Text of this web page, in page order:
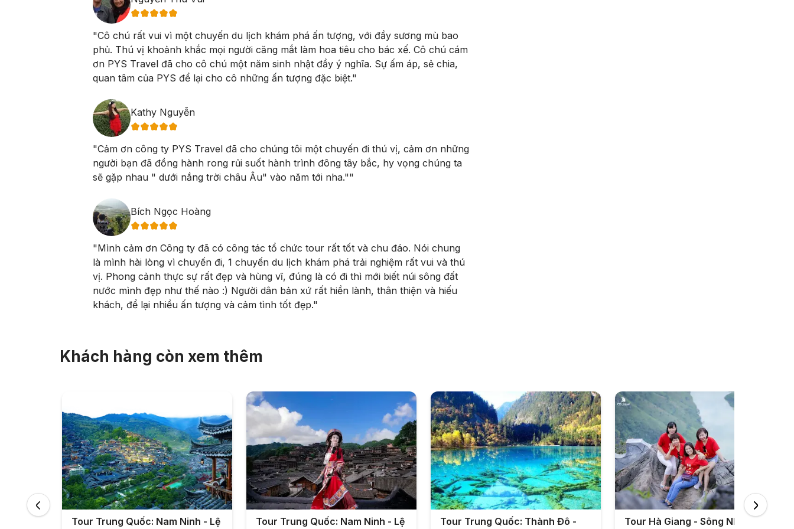
biên giới quốc gia, giáo dục truyền thống và lòng yêu nước cho thế hệ trẻ, mà còn là điểm du lịch
hấp dẫn đối với du khách. Cột cờ Lũng Pô được xây dựng trên diện tích 2.100 m2, với chiều cao
31,43 m. Lá cờ có diện tích 25 m2 tượng trưng cho 25 dân tộc anh em ở Lào Cai. Và đặc biệt được
trực tiếp ngắm nhìn ngã ba nơi suối Lũng Pô chảy ra gặp sông Hồng ở cột mốc 92, ngước nhìn lá
cờ bay trong gió sẽ đem lại cho bạn niềm tự hào và cảm xúc thật khó quên.
Đoàn nhận phòng nghỉ ngơi
Tối:Qúy khách thưởng thức bữa tối với những món ăn đặc sẳn vùng cao trong tiết trời se
chuyến đi lên vùng đất cao 2000m này. Ở những mỏm núi cao của đường đi Ngải Thầu – Y
Tý bạn sẽ được mục sở thị một khung cảnh hết sức ngoạn mục của mây trời trước mắt.
Ngôn từ có lẽ không thể nói hết vẻ đẹp của mây trắng cuộn thành từng cụm lớn trôi nhẹ
nhàng ngang núi cao – nơi bạn đang dừng chân.
Trưa: Đoàn nghỉ ngơi ăn trưa tại Mường Hum thưởng thức món cá suối thơm ngon.
Chiều: Xe đưa đoàn về lại Hà Nội.
Tối:Về đến Hà Nội, Xe đưa quý khách ra sân bay Nội Bài làm thủ tục chuyến bay về lại Hồ
Chí Minh. (chi phí vui chơi và ăn uống tự túc)
"Cô chú rất vui vì một chuyến du lịch khám phá ấn tượng, với đầy sương mù bao
phủ. Thú vị khoảnh khắc mọi người căng mắt làm hoa tiêu cho bác xế. Cô chú cám
ơn PYS Travel đã cho cô chú một năm sinh nhật đầy ý nghĩa. Sự ấm áp, sẻ chia,
quan tâm của PYS để lại cho cô những ấn tượng đặc biệt."
Kathy Nguyễn
"Cảm ơn công ty PYS Travel đã cho chúng tôi một chuyến đi thú vị, cảm ơn những
người bạn đã đồng hành rong rủi suốt hành trình đông tây bắc, hy vọng chúng ta
sẽ gặp nhau " dưới nắng trời châu Âu" vào năm tới nha.""
Bích Ngọc Hoàng
"Mình cảm ơn Công ty đã có công tác tổ chức tour rất tốt và chu đáo. Nói chung
là mình hài lòng vì chuyến đi, 1 chuyến du lịch khám phá trải nghiệm rất vui và thú
vị. Phong cảnh thực sự rất đẹp và hùng vĩ, đúng là có đi thì mới biết núi sông đất
nước mình đẹp như thế nào :) Người dân bản xứ rất hiền lành, thân thiện và hiếu
khách, để lại nhiều ấn tượng và cảm tình tốt đẹp."
Khách hàng còn xem thêm
Tour Trung Quốc: Nam Ninh - Lệ Tour Trung Quốc: Nam Ninh - Lệ Tour Trung Quốc: Thành Đô - Tour Hà Giang - Sông Nho Quế 3